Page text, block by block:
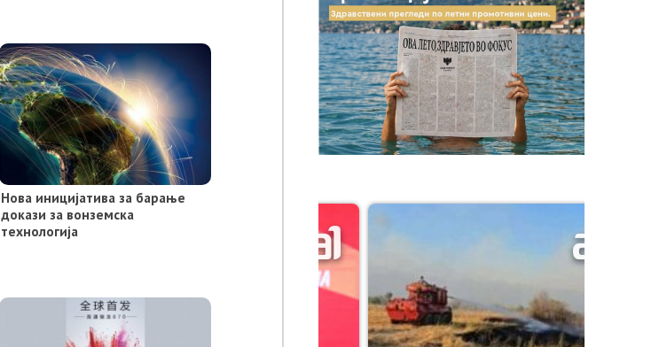
Нова иницијатива за барање
докази за вонземска
технологија